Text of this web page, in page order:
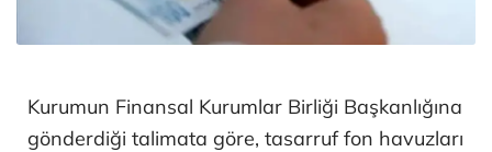
Kurumun Finansal Kurumlar Birliği Başkanlığına
gönderdiği talimata göre, tasarruf fon havuzları